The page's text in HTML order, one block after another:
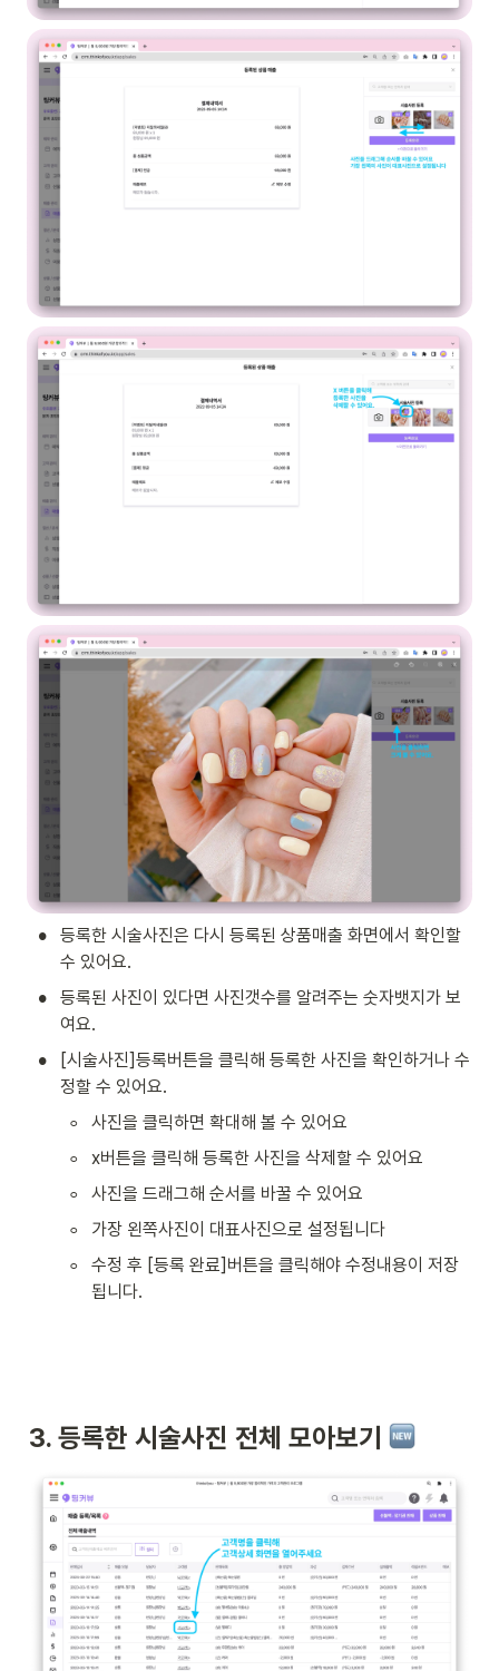
•
등록한 시술사진은 다시 등록된 상품매출 화면에서 확인할
수 있어요.
•
등록된 사진이 있다면 사진갯수를 알려주는 숫자뱃지가 보
여요.
•
[시술사진]등록버튼을 클릭해 등록한 사진을 확인하거나 수
정할 수 있어요.
◦ 사진을 클릭하면 확대해 볼 수 있어요
◦ x버튼을 클릭해 등록한 사진을 삭제할 수 있어요
◦ 사진을 드래그해 순서를 바꿀 수 있어요
◦ 가장 왼쪽사진이 대표사진으로 설정됩니다
◦
수정 후 [등록 완료]버튼을 클릭해야 수정내용이 저장
됩니다.
3. 등록한 시술사진 전체 모아보기